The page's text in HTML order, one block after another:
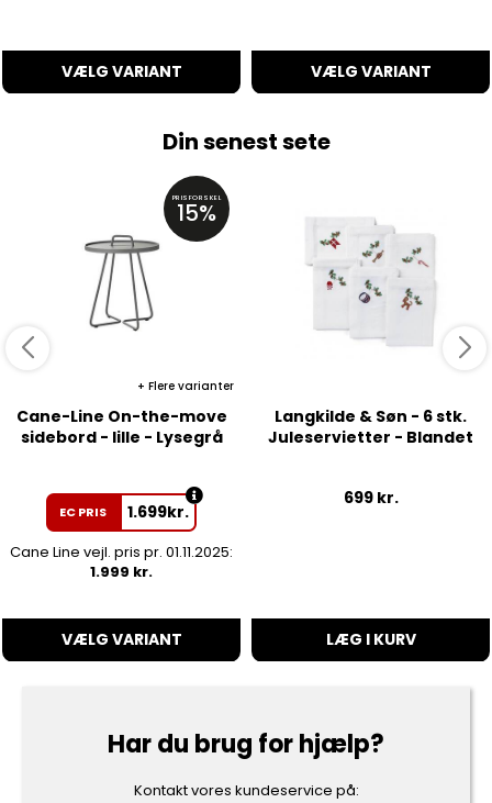
VÆLG VARIANT VÆLG VARIANT
Din senest sete
PRISFORSKEL
15%
Flere varianter
Cane-Line On-the-move
sidebord - lille - Lysegrå
EC PRIS 1.699kr.
Cane Line vejl. pris pr. 01.11.2025:
1.999 kr.
VÆLG VARIANT
Langkilde & Søn - 6 stk.
Juleservietter - Blandet
699 kr.
LÆG I KURV
Har du brug for hjælp?
Kontakt vores kundeservice på: